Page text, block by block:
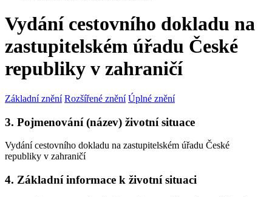
Vydání cestovního dokladu na
zastupitelském úřadu České
republiky v zahraničí
Základní znění Rozšířené znění Úplné znění
3. Pojmenování (název) životní situace
Vydání cestovního dokladu na zastupitelském úřadu České
republiky v zahraničí
4. Základní informace k životní situaci